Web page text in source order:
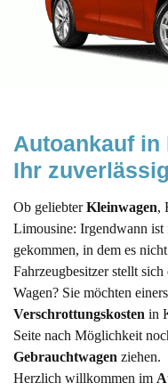
Autoankauf in
Ihr
Ob geliebterKleinwagen,
Limousine: Irgendwann ist
gekommen, in dem es
Fahrzeugbesitzer stellt
Wagen? Sie möchten
Verschrottungskosten in
Seite nach Möglichkeit
Gebrauchtwagen ziehen.
Herzlich willkommen im